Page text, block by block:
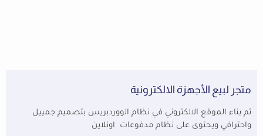
متجر لبيع الأجهزة الالكترونية
تم بناء الموقع الالكتروني في نظام الووردبريس بتصميم جمييل
واحترافي ويحتوى على نظام مدفوعات اونلاين